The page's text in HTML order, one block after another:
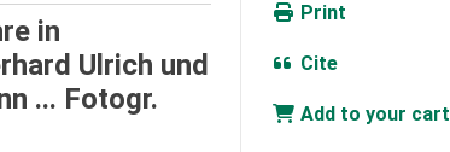
in
Ulrich und
... Fotogr.
Print
Cite
Add to your cart